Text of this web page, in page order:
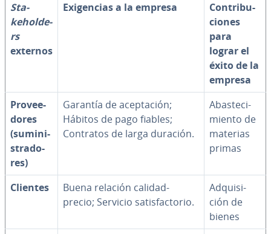
Sta­
keho­l­de­
rs
externos
Exi­ge­n­cias a la empresa
Co­n­tri­bu­
cio­nes
para
lograr el
éxito de la
empresa
Pro­vee­
do­res
(su­mi­ni­
s­tra­do­
res)
Garantía de ace­p­ta­ción;
Hábitos de pago fiables;
Contratos de larga duración.
Aba­s­te­ci­
mie­n­to de
materias
primas
Clientes
Buena relación calidad-
precio; Servicio sa­ti­s­fa­c­to­rio.
Ad­qui­si­
ción de
bienes